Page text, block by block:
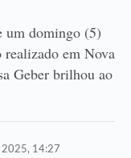
um domingo (5)
em Nova
Geber brilhou ao
2025, 14:27